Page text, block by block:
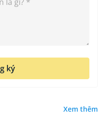
ký
Xem thêm